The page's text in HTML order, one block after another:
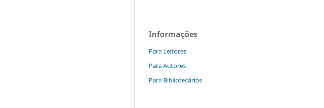
Informações
Para Leitores
Para Autores
Para Bibliotecários